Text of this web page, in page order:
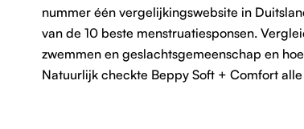
nummer één vergelijkingswebsite in
van de 10 beste menstruatiesponsen.
zwemmen en geslachtsgemeenschap en
Natuurlijk checkte Beppy Soft + Comfort